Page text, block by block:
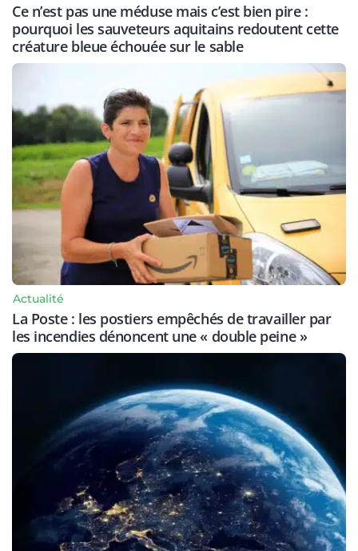
Ce n’est pas une méduse mais c’est bien pire :
pourquoi les sauveteurs aquitains redoutent cette
créature bleue échouée sur le sable
Actualité
La Poste : les postiers empêchés de travailler par
les incendies dénoncent une « double peine »